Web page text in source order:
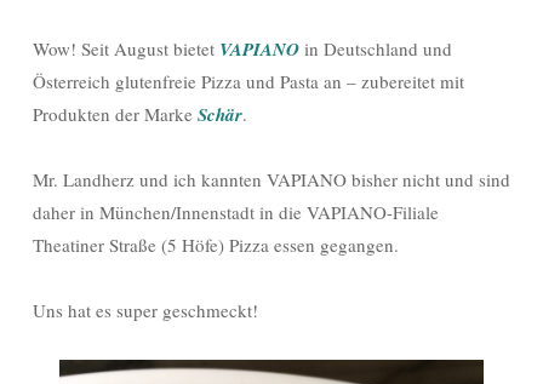
Wow! Seit August bietet VAPIANO in Deutschland und
Österreich glutenfreie Pizza und Pasta an – zubereitet mit
Produkten der Marke Schär.
Mr. Landherz und ich kannten VAPIANO bisher nicht und sind
daher in München/Innenstadt in die VAPIANO-Filiale
Theatiner Straße (5 Höfe) Pizza essen gegangen.
Uns hat es super geschmeckt!